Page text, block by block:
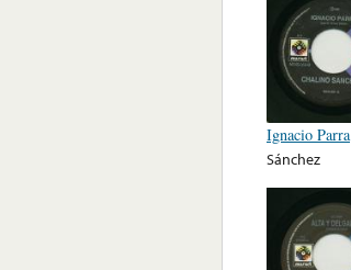
Ignacio Parra
Sánchez